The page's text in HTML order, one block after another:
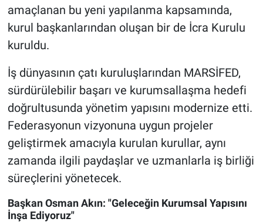
amaçlanan bu yeni yapılanma kapsamında,
kurul başkanlarından oluşan bir de İcra Kurulu
kuruldu.
İş dünyasının çatı kuruluşlarından MARSİFED,
sürdürülebilir başarı ve kurumsallaşma hedefi
doğrultusunda yönetim yapısını modernize etti.
Federasyonun vizyonuna uygun projeler
geliştirmek amacıyla kurulan kurullar, aynı
zamanda ilgili paydaşlar ve uzmanlarla iş birliği
süreçlerini yönetecek.
Başkan Osman Akın: "Geleceğin Kurumsal Yapısını
İnşa Ediyoruz"